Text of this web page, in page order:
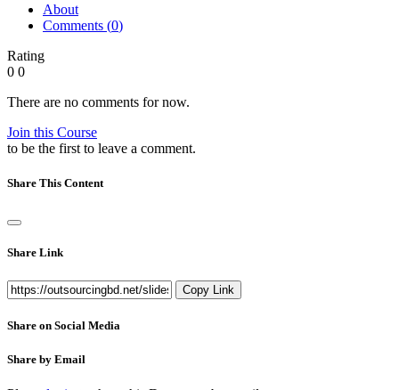
About
Comments (0)
Rating
0 0
There are no comments for now.
Join this Course
to be the first to leave a comment.
Share This Content
Share Link
Copy Link
Share on Social Media
Share by Email